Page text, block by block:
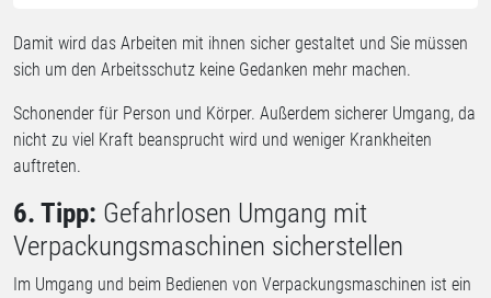
Damit wird das Arbeiten mit ihnen sicher gestaltet und Sie müssen
sich um den Arbeitsschutz keine Gedanken mehr machen.
Schonender für Person und Körper. Außerdem sicherer Umgang, da
nicht zu viel Kraft beansprucht wird und weniger Krankheiten
auftreten.
6. Tipp: Gefahrlosen Umgang mit
Verpackungsmaschinen sicherstellen
Im Umgang und beim Bedienen von Verpackungsmaschinen ist ein